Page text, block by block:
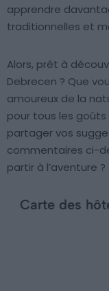
apprendre
traditionnelles et
Alors, prêt à
Debrecen ? Que
amoureux de la
pour tous les goûts
partager vos
commentaires ci-
partir à l’aventure ?
Carte des